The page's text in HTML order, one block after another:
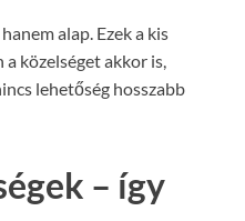
alap. Ezek a kis
közelséget akkor is,
lehetőség hosszabb
– így